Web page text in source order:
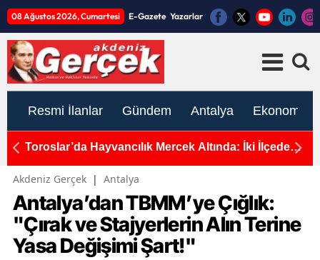
08 Ağustos 2026, Cumartesi E-Gazete Yazarlar
Resmi İlanlar Gündem Antalya Ekonomi
Toroslar’da Hayvancılık Mercek Altında: İki İlçede
Akdeniz Gerçek | Antalya
Antalya’dan TBMM’ye Çığlık:
"Çırak ve Stajyerlerin Alın Terine
Yasa Değişimi Şart!"